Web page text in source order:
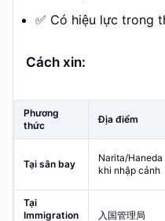
✅ Có hiệu lực trong
Cách xin:
Phương
thức
Địa điểm
Tại sân bay
Narita/Haneda
khi nhập cảnh
Tại
Immigration
入国管理局